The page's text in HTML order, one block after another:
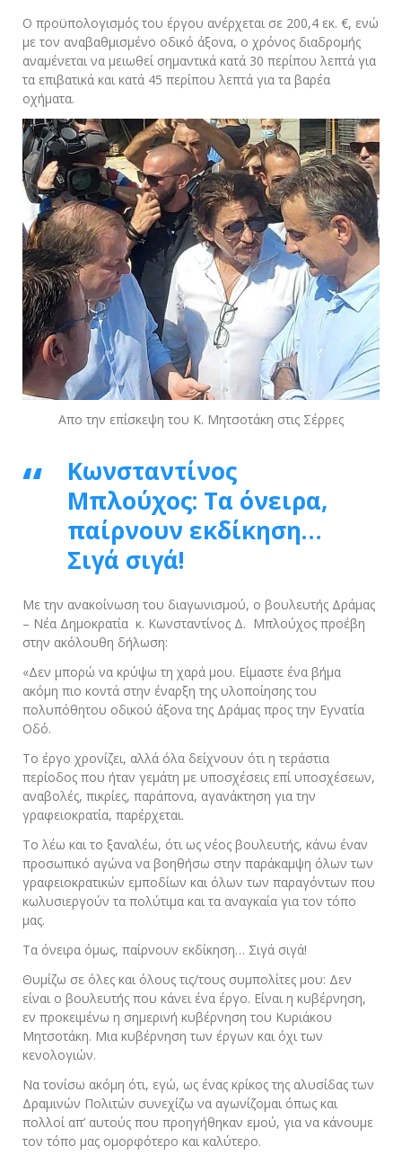
Ο προϋπολογισμός του έργου ανέρχεται σε 200,4 εκ. €, ενώ
με τον αναβαθμισμένο οδικό άξονα, ο χρόνος διαδρομής
αναμένεται να μειωθεί σημαντικά κατά 30 περίπου λεπτά για
τα επιβατικά και κατά 45 περίπου λεπτά για τα βαρέα
οχήματα.
Απο την επίσκεψη του Κ. Μητσοτάκη στις Σέρρες
Κωνσταντίνος
Μπλούχος: Τα όνειρα,
παίρνουν εκδίκηση…
Σιγά σιγά!
Με την ανακοίνωση του διαγωνισμού, ο βουλευτής Δράμας
– Νέα Δημοκρατία κ. Κωνσταντίνος Δ. Μπλούχος προέβη
στην ακόλουθη δήλωση:
«Δεν μπορώ να κρύψω τη χαρά μου. Είμαστε ένα βήμα
ακόμη πιο κοντά στην έναρξη της υλοποίησης του
πολυπόθητου οδικού άξονα της Δράμας προς την Εγνατία
Οδό.
Το έργο χρονίζει, αλλά όλα δείχνουν ότι η τεράστια
περίοδος που ήταν γεμάτη με υποσχέσεις επί υποσχέσεων,
αναβολές, πικρίες, παράπονα, αγανάκτηση για την
γραφειοκρατία, παρέρχεται.
Το λέω και το ξαναλέω, ότι ως νέος βουλευτής, κάνω έναν
προσωπικό αγώνα να βοηθήσω στην παράκαμψη όλων των
γραφειοκρατικών εμποδίων και όλων των παραγόντων που
κωλυσιεργούν τα πολύτιμα και τα αναγκαία για τον τόπο
μας.
Τα όνειρα όμως, παίρνουν εκδίκηση… Σιγά σιγά!
Θυμίζω σε όλες και όλους τις/τους συμπολίτες μου: Δεν
είναι ο βουλευτής που κάνει ένα έργο. Είναι η κυβέρνηση,
εν προκειμένω η σημερινή κυβέρνηση του Κυριάκου
Μητσοτάκη. Μια κυβέρνηση των έργων και όχι των
κενολογιών.
Να τονίσω ακόμη ότι, εγώ, ως ένας κρίκος της αλυσίδας των
Δραμινών Πολιτών συνεχίζω να αγωνίζομαι όπως και
πολλοί απ’ αυτούς που προηγήθηκαν εμού, για να κάνουμε
τον τόπο μας ομορφότερο και καλύτερο.